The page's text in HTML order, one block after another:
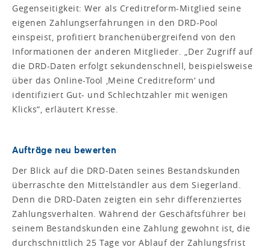
Gegenseitigkeit: Wer als Creditreform-Mitglied seine
eigenen Zahlungserfahrungen in den DRD-Pool
einspeist, profitiert branchenübergreifend von den
Informationen der anderen Mitglieder. „Der Zugriff auf
die DRD-Daten erfolgt sekundenschnell, beispielsweise
über das Online-Tool ‚Meine Creditreform‘ und
identifiziert Gut- und Schlechtzahler mit wenigen
Klicks“, erläutert Kresse.
Aufträge neu bewerten
Der Blick auf die DRD-Daten seines Bestandskunden
überraschte den Mittelständler aus dem Siegerland.
Denn die DRD-Daten zeigten ein sehr differenziertes
Zahlungsverhalten. Während der Geschäftsführer bei
seinem Bestandskunden eine Zahlung gewohnt ist, die
durchschnittlich 25 Tage vor Ablauf der Zahlungsfrist